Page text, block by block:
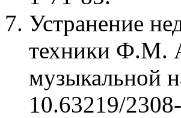
Устранение
техники Ф.М.
музыкальной
10.63219/